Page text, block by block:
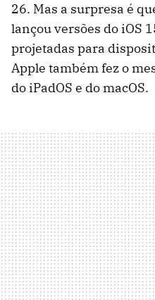
26. Mas a surpresa é
lançou versões do iOS
projetadas para
Apple também fez o
do iPadOS e do macOS.